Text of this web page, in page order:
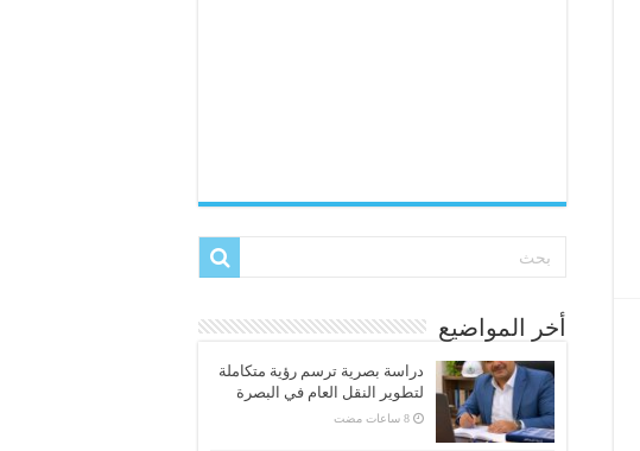
أخر المواضيع
دراسة بصرية ترسم رؤية متكاملة
لتطوير النقل العام في البصرة